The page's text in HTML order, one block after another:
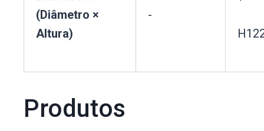
(Diâmetro ×
Altura)
-
Produtos